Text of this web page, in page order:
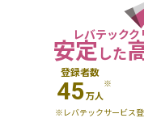
レバテックク
安定した
登録者数
45万人
※
※レバテックサービス